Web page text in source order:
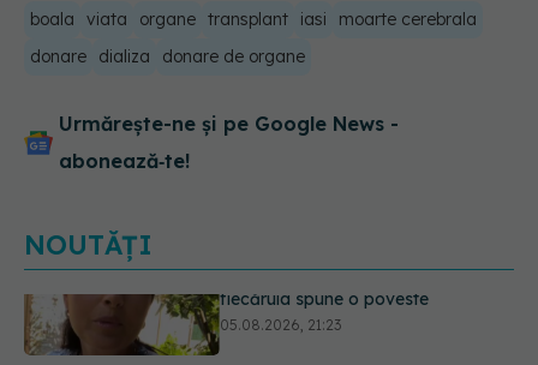
boala viata organe transplant iasi
moarte cerebrala
donare
dializa donare de organe
Urmărește-ne și pe Google News -
abonează‑te!
NOUTĂȚI
Prof. dr. Valeriu Gheorghiță intră în